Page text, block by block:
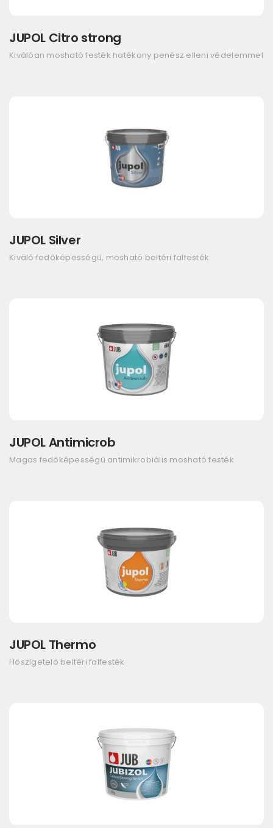
JUPOL Citro strong
Kiválóan mosható festék hatékony penész elleni védelemmel
JUPOL Silver
Kiváló fedőképességű, mosható beltéri falfesték
JUPOL Antimicrob
Magas fedőképességű antimikrobiális mosható festék
JUPOL Thermo
Hőszigetelő beltéri falfesték